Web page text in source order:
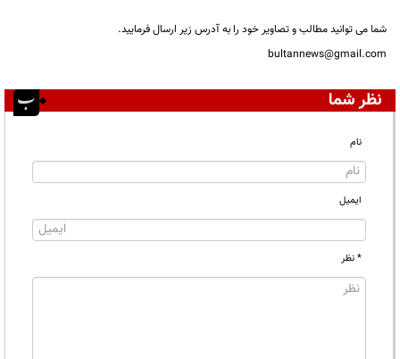
شما می توانید مطالب و تصاویر خود را به آدرس زیر ارسال فرمایید.
bultannews@gmail.com
نظر شما
نام
ایمیل
* نظر